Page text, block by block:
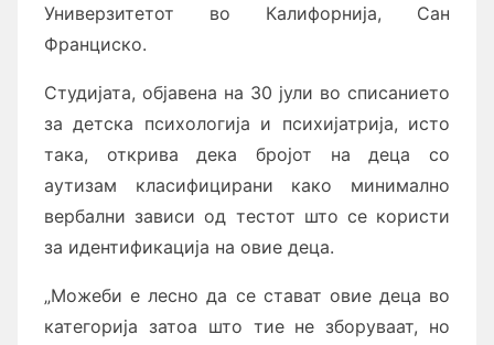
Универзитетот во Калифорнија, Сан
Франциско.
Студијата, објавена на 30 јули во списанието
за детска психологија и психијатрија, исто
така, открива дека бројот на деца со
аутизам класифицирани како минимално
вербални зависи од тестот што се користи
за идентификација на овие деца.
„Можеби е лесно да се стават овие деца во
категорија затоа што тие не зборуваат, но